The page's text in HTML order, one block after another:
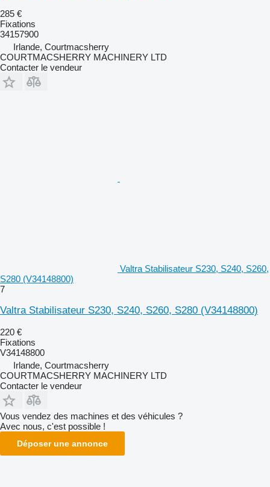
285 €
Fixations
34157900
Irlande, Courtmacsherry
COURTMACSHERRY MACHINERY LTD
Contacter le vendeur
Valtra Stabilisateur S230, S240, S260,
S280 (V34148800)
7
Valtra Stabilisateur S230, S240, S260, S280 (V34148800)
220 €
Fixations
V34148800
Irlande, Courtmacsherry
COURTMACSHERRY MACHINERY LTD
Contacter le vendeur
Vous vendez des machines et des véhicules ?
Avec nous, c'est possible !
Déposer une annonce